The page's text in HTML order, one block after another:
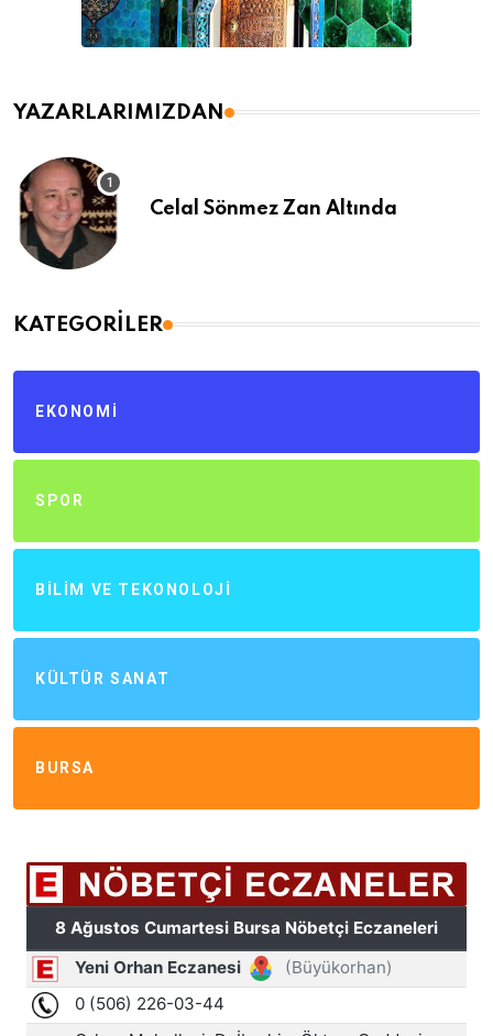
YAZARLARIMIZDAN
Celal Sönmez Zan Altında
KATEGORILER
EKONOMI
SPOR
BILIM VE TEKONOLOJI
KÜLTÜR SANAT
BURSA